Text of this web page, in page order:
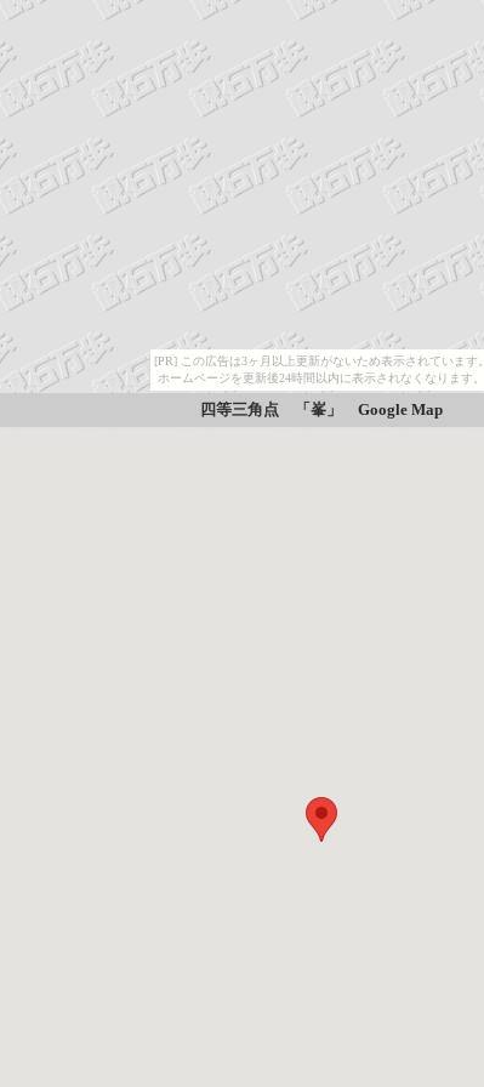
[PR] この広告は3ヶ月以上更新がないため表示されています。
ホームページを更新後24時間以内に表示されなくなります。
四等三角点 「峯」 Google Map